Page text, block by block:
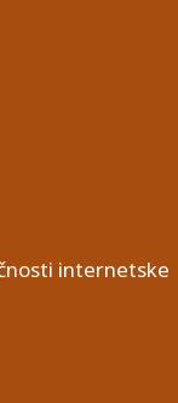
internetske